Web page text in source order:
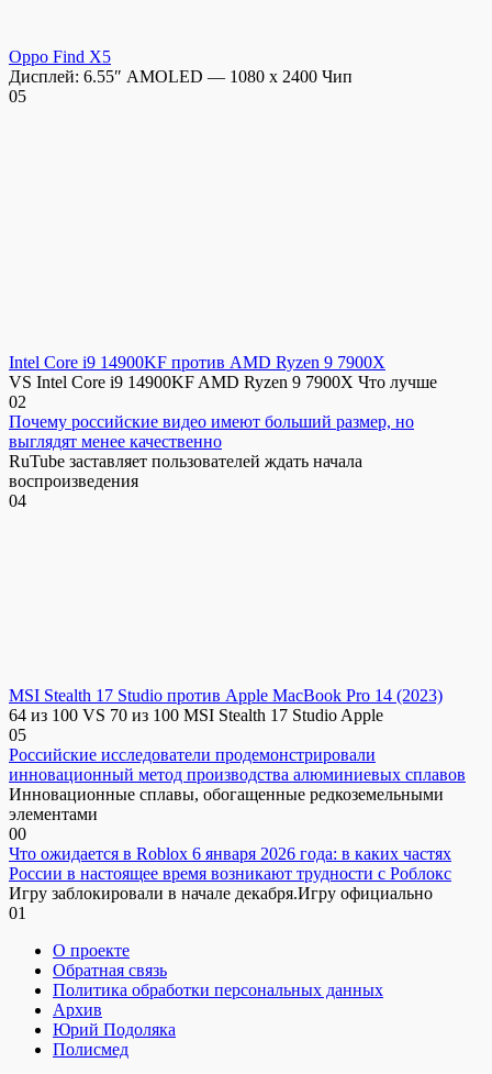
Oppo Find X5
Дисплей: 6.55″ AMOLED — 1080 x 2400 Чип
05
Intel Core i9 14900KF против AMD Ryzen 9 7900X
VS Intel Core i9 14900KF AMD Ryzen 9 7900X Что лучше
02
Почему российские видео имеют больший размер, но
выглядят менее качественно
RuTube заставляет пользователей ждать начала
воспроизведения
04
MSI Stealth 17 Studio против Apple MacBook Pro 14 (2023)
64 из 100 VS 70 из 100 MSI Stealth 17 Studio Apple
05
Российские исследователи продемонстрировали
инновационный метод производства алюминиевых сплавов
Инновационные сплавы, обогащенные редкоземельными
элементами
00
Что ожидается в Roblox 6 января 2026 года: в каких частях
России в настоящее время возникают трудности с Роблокс
Игру заблокировали в начале декабря.Игру официально
01
О проекте
Обратная связь
Политика обработки персональных данных
Архив
Юрий Подоляка
Полисмед